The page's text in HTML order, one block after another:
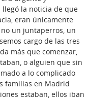
llegó la noticia de que
eran únicamente
un juntaperros, un
cargo de las tres
más que comenzar,
o alguien que sin
a lo complicado
familias en Madrid
estaban, ellos iban